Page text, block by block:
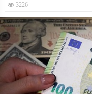
3226